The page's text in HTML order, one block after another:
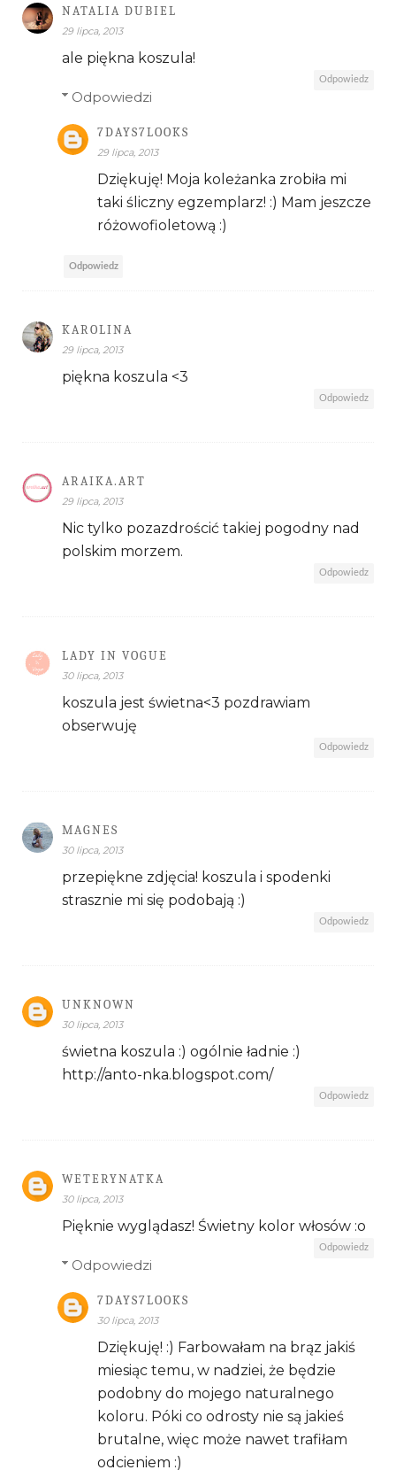
NATALIA DUBIEL
29 lipca, 2013
ale piękna koszula!
Odpowiedz
Odpowiedzi
7DAYS7LOOKS
29 lipca, 2013
Dziękuję! Moja koleżanka zrobiła mi
taki śliczny egzemplarz! :) Mam jeszcze
różowofioletową :)
Odpowiedz
KAROLINA
29 lipca, 2013
piękna koszula <3
Odpowiedz
ARAIKA.ART
29 lipca, 2013
Nic tylko pozazdrościć takiej pogodny nad
polskim morzem.
Odpowiedz
LADY IN VOGUE
30 lipca, 2013
koszula jest świetna<3 pozdrawiam
obserwuję
Odpowiedz
MAGNES
30 lipca, 2013
przepiękne zdjęcia! koszula i spodenki
strasznie mi się podobają :)
Odpowiedz
UNKNOWN
30 lipca, 2013
świetna koszula :) ogólnie ładnie :)
http://anto-nka.blogspot.com/
Odpowiedz
WETERYNATKA
30 lipca, 2013
Pięknie wyglądasz! Świetny kolor włosów :o
Odpowiedz
Odpowiedzi
7DAYS7LOOKS
30 lipca, 2013
Dziękuję! :) Farbowałam na brąz jakiś
miesiąc temu, w nadziei, że będzie
podobny do mojego naturalnego
koloru. Póki co odrosty nie są jakieś
brutalne, więc może nawet trafiłam
odcieniem :)